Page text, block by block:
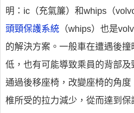
明：ic（充氣簾）和whips（
頭頸保護系統 （whips）也是
的解決方案。一般車在遭遇後
低，也有可能導致乘員的背部
通過後移座椅，改變座椅的角
椎所受的拉力減少，從而達到